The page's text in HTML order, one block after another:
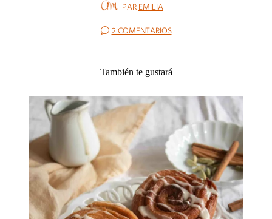
PAREMILIA
2 COMENTARIOS
También te gustará